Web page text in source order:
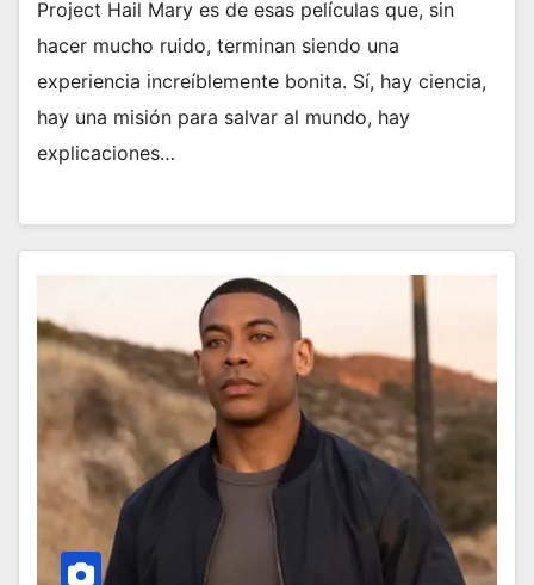
Project Hail Mary es de esas películas que, sin
hacer mucho ruido, terminan siendo una
experiencia increíblemente bonita. Sí, hay ciencia,
hay una misión para salvar al mundo, hay
explicaciones…